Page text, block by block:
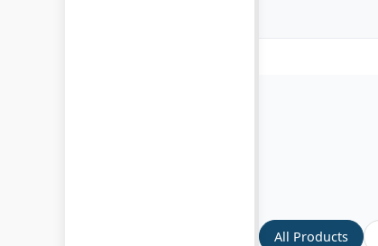
All Products